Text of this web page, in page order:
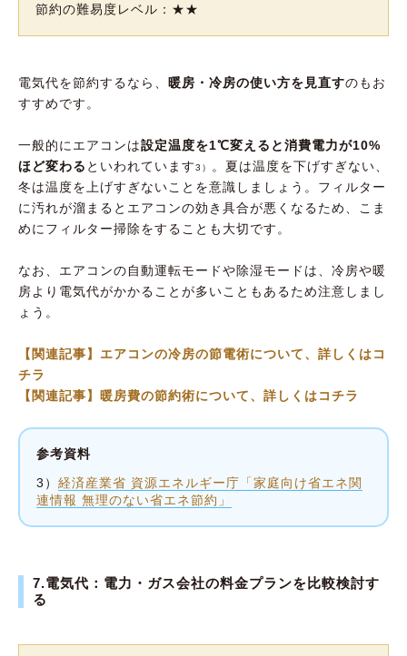
節約の難易度レベル：★★
電気代を節約するなら、 暖房・冷房の使い方を見直すのもお
すすめです。
一般的にエアコンは設定温度を1℃変えると消費電力が10%
ほど変わる といわれています3）
。夏は温度を下げすぎない、
冬は温度を上げすぎないことを意識しましょう。フィルター
に汚れが溜まるとエアコンの効き具合が悪くなるため、こま
めにフィルター掃除をすることも大切です。
なお、エアコンの自動運転モードや除湿モードは、冷房や暖
房より電気代がかかることが多いこともあるため注意しまし
ょう。
【関連記事】エアコンの冷房の節電術について、詳しくはコ
チラ
【関連記事】暖房費の節約術について、詳しくはコチラ
参考資料
3） 経済産業省 資源エネルギー庁「家庭向け省エネ関
連情報 無理のない省エネ節約」
7.電気代：電力・ガス会社の料金プランを比較検討す
る